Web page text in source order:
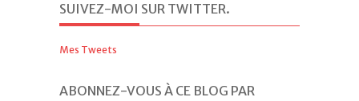
SUIVEZ-MOI SUR TWITTER.
Mes Tweets
ABONNEZ-VOUS À CE BLOG PAR